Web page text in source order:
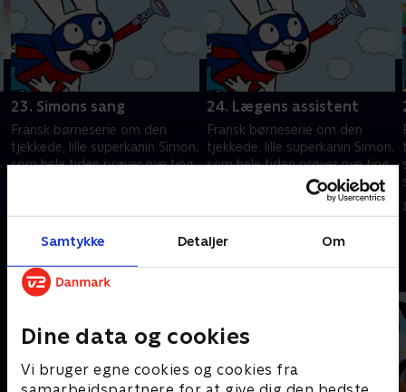
Samtykke Detaljer Om
Dine data og cookies
Vi bruger egne cookies og cookies fra
23. Simons sang
Fransk børneserie om den
tjekkede, lille superkanin Simon,
som hele tiden prøver nye ting
24. Lægens assistent
Fransk børneserie om den
tjekkede, lille superkanin Simon,
som hele tiden prøver nye ting
som for eksempel at lære at
cykle eller gå til tandlægen.
Andre så også